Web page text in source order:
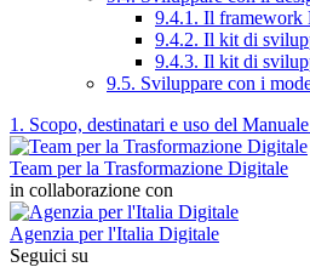
9.4.1. Il framework
9.4.2. Il kit di
9.4.3. Il kit di
9.5. Sviluppare con i
1. Scopo, destinatari e uso del
Team per la Trasformazione Digitale
in collaborazione con
Agenzia per l'Italia Digitale
Seguici su